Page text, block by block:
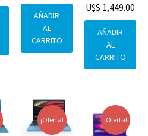
AÑADIR
AL
CARRITO
U$S 1,449.00
AÑADIR
AL
CARRITO
¡Oferta! ¡Oferta!